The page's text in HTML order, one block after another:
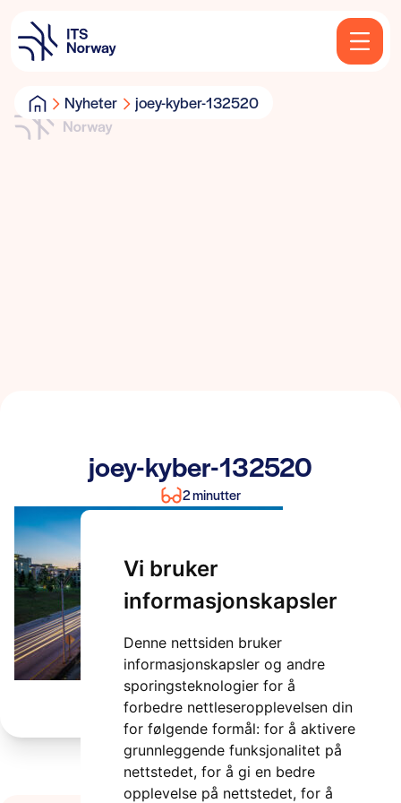
Vi bruker
informasjonskapsler
Denne nettsiden bruker
informasjonskapsler og andre
sporingsteknologier for å
forbedre nettleseropplevelsen din
for følgende formål: for å aktivere
grunnleggende funksjonalitet på
nettstedet, for å gi en bedre
opplevelse på nettstedet, for å
Nyheter joey-kyber-132520
joey-kyber-132520
2 minutter